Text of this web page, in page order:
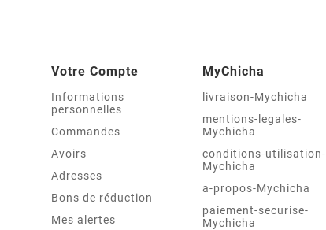
Votre Compte
Informations
personnelles
Commandes
Avoirs
Adresses
Bons de réduction
Mes alertes
MyChicha
livraison-Mychicha
mentions-legales-
Mychicha
conditions-utilisation-
Mychicha
a-propos-Mychicha
paiement-securise-
Mychicha